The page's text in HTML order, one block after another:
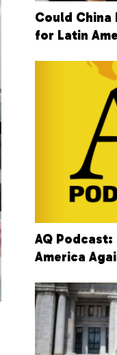
Could China
for Latin
AQ Podcast:
America